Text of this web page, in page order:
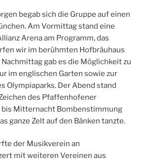
begab sich die Gruppe auf einen
Am Vormittag stand eine
Arena am Programm, das
wir im berühmten Hofbräuhaus
gab es die Möglichkeit zu
im englischen Garten sowie zur
Olympiaparks. Der Abend stand
des Pfaffenhofener
bis Mitternacht Bombenstimmung
ganze Zelt auf den Bänken tanzte.
der Musikverein an
mit weiteren Vereinen aus